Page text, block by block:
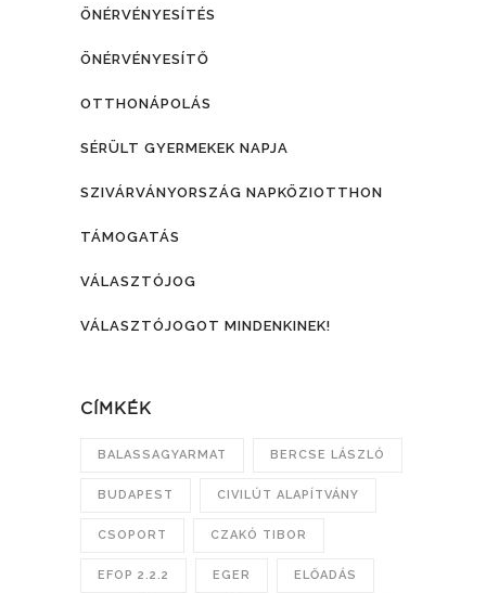
ÖNÉRVÉNYESÍTÉS
ÖNÉRVÉNYESÍTŐ
OTTHONÁPOLÁS
SÉRÜLT GYERMEKEK NAPJA
SZIVÁRVÁNYORSZÁG NAPKÖZIOTTHON
TÁMOGATÁS
VÁLASZTÓJOG
VÁLASZTÓJOGOT MINDENKINEK!
CÍMKÉK
BALASSAGYARMAT BERCSE LÁSZLÓ
BUDAPEST CIVILÚT ALAPÍTVÁNY
CSOPORT CZAKÓ TIBOR
EFOP 2.2.2 EGER ELŐADÁS